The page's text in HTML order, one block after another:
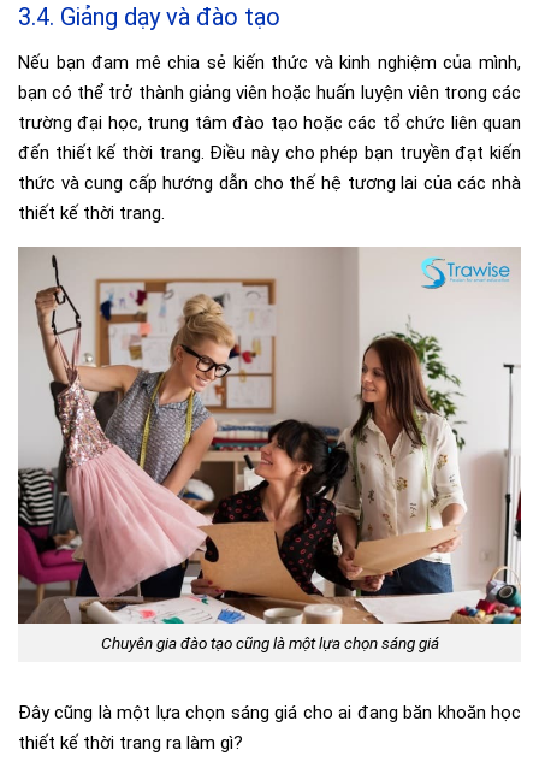
3.4. Giảng dạy và đào tạo
Nếu bạn đam mê chia sẻ kiến thức và kinh nghiệm của mình,
bạn có thể trở thành giảng viên hoặc huấn luyện viên trong các
trường đại học, trung tâm đào tạo hoặc các tổ chức liên quan
đến thiết kế thời trang. Điều này cho phép bạn truyền đạt kiến
thức và cung cấp hướng dẫn cho thế hệ tương lai của các nhà
thiết kế thời trang.
Chuyên gia đào tạo cũng là một lựa chọn sáng giá
Đây cũng là một lựa chọn sáng giá cho ai đang băn khoăn học
thiết kế thời trang ra làm gì?